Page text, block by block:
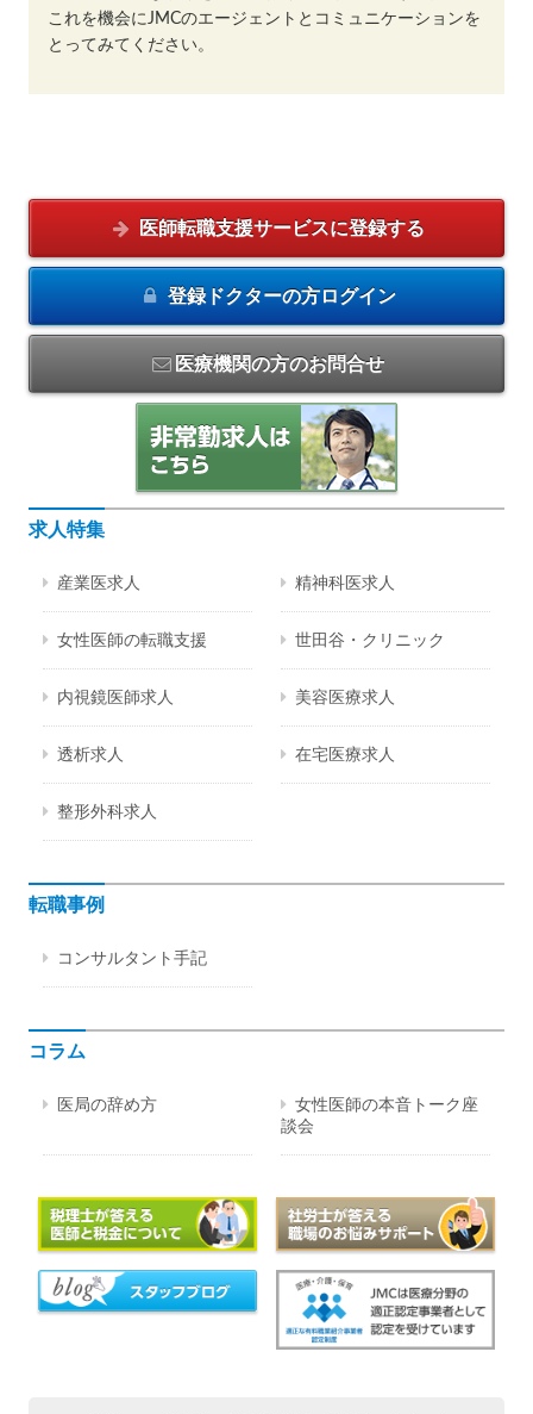
これを機会にJMCのエージェントとコミュニケーションを
とってみてください。
医師転職支援サービスに登録する
登録ドクターの方ログイン
医療機関の方のお問合せ
求人特集
産業医求人 精神科医求人
女性医師の転職支援 世田谷・クリニック
内視鏡医師求人 美容医療求人
透析求人 在宅医療求人
整形外科求人
転職事例
コンサルタント手記
コラム
医局の辞め方
女性医師の本音トーク座
談会